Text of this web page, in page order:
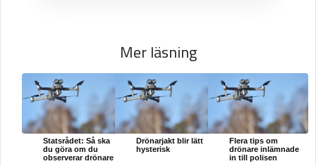
Mer läsning
Statsrådet: Så ska
du göra om du
observerar drönare
Drönarjakt blir lätt
hysterisk
Flera tips om
drönare inlämnade
in till polisen